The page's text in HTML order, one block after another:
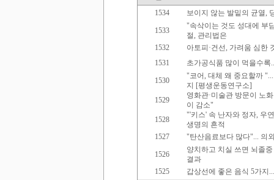
1534
보이지 않는 발밑의 균열,
1533
"속삭이는 것도 성대에 부
절, 관리법은
1532
아토피·건선, 가려움 심한
1531
초가공식품 많이 먹을수록
1530
"코어, 대체 왜 중요할까
지 [평생운동연구소]
1529
영화관·미술관 방문이 노
이 감소"
1528
"'키스' 속 난자와 정자, 우
생명의 흔적
1527
"탄산음료보다 많다"... 의
1526
양치하고 치실 쓰면 뇌졸
결과
1525
갑상선에 좋은 음식 5가지